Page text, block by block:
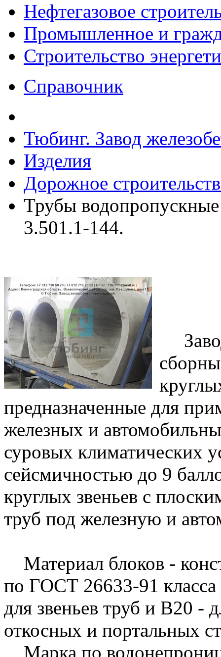
Нефтегазовое
Промышленное и
Строительство
Справочник
Тюбинг. Завод
Изделия
Дорожное
Трубы
3.501.1-144.
предназначенные для
железных и
суровых климатических
сейсмичностью до 9
круглых звеньев с
труб под железную и
Материал блоков -
по ГОСТ 26633-91
для звеньев труб и В20 -
откосных и портальных
Марка по